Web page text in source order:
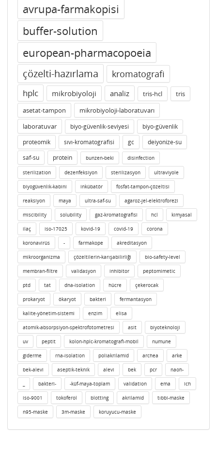
avrupa-farmakopisi
buffer-solution
european-pharmacopoeia
çözelti-hazırlama kromatografi
hplc mikrobiyoloji analiz tris-hcl
tris
asetat-tampon
mikrobiyoloji-laboratuvarı
laboratuvar
biyo-güvenlik-seviyesi
biyo-güvenlik
proteomik
sıvı-kromatografisi gc
deiyonize-su
saf-su
protein bunzen-beki disinfection
sterilization dezenfeksiyon sterilizasyon ultraviyole
biyogüvenlik-kabini inkübatör fosfat-tampon-çözeltisi
reaksiyon maya ultra-saf-su agaroz-jel-elektroforezi
miscibility solubility gaz-kromatografisi hcl kimyasal
ilaç iso-17025 kovid-19 covid-19 corona
koronavirüs - farmakope akreditasyon
mikroorganizma çözeltilerin-karışabilirliği bio-safety-level
membran-filtre validasyon inhibitor peptomimetic
ptd tat dna-isolation hücre çekerocak
prokaryot ökaryot bakteri fermantasyon
kalite-yönetim-sistemi enzim elisa
atomik-absorpsiyon-spektrofotometresi asit biyoteknoloji
uv peptit kolon-hplc-kromatografi-mobil numune
giderme rna-isolation poliakrilamid archea arke
bek-alevi aseptik-teknik alevi bek pcr naoh-
bakteri- -küf-maya-toplam validation ema ich
iso-9001 tokoferol blotting akrilamid tıbbi-maske
n95-maske 3m-maske koruyucu-maske